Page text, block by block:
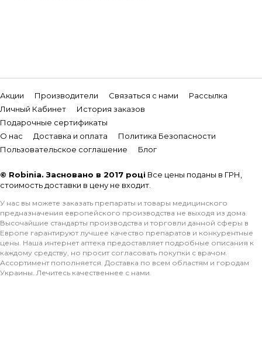
Акции Производители Связаться с нами
Рассылка
Личный Кабинет
История заказов
Подарочные сертификаты
О нас
Доставка и оплата
Политика Безопасности
Пользовательское соглашение
Блог
© Robinia. Засновано в 2017 році Все цены поданы в ГРН,
стоимость доставки в цену не входит.
У нас вы можете заказать препараты и товары медицинского
предназначения европейского производства не выходя из дома.
Высочайшие стандарты производства и торговли данной сферы в
Европе гарантируют лучшее качество препаратов и конкурентные
цены. Наша интернет аптека предоставляет подробные описания к
каждому средству, но просит согласовать покупки с врачом.
Ассортимент пополняется. Доставка по всем областям и городам
Украины. Лечитесь качественнее с нами.